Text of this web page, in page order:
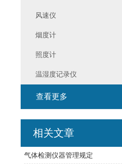
风速仪
烟度计
照度计
温湿度记录仪
查看更多
相关文章
气体检测仪器管理规定